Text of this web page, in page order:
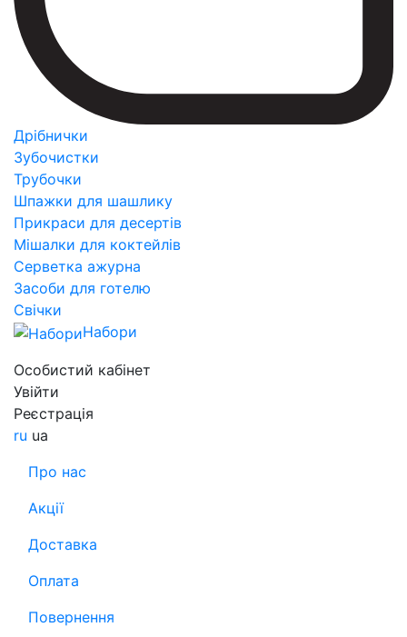
Дрібнички
Зубочистки
Трубочки
Шпажки для шашлику
Прикраси для десертів
Мішалки для коктейлів
Серветка ажурна
Засоби для готелю
Свічки
Набори
Особистий кабінет
Увійти
Реєстрація
ru ua
Про нас
Акції
Доставка
Оплата
Повернення